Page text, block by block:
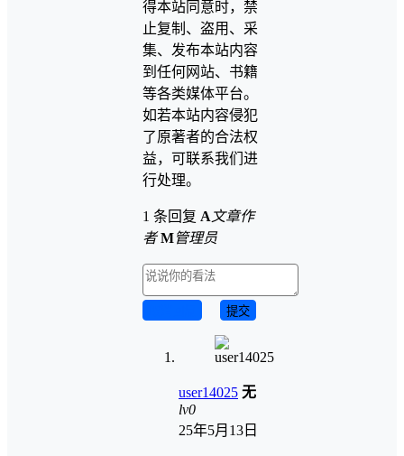
得本站同意时，禁
止复制、盗用、采
集、发布本站内容
到任何网站、书籍
等各类媒体平台。
如若本站内容侵犯
了原著者的合法权
益，可联系我们进
行处理。
1 条回复 A 文章作
者 M管理员
提交
user14025 无
lv0
25年5月13日